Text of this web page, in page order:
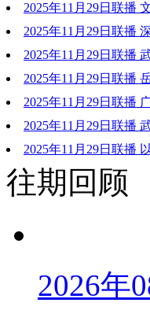
2025年11月29日联播
2025年11月29日联播
2025年11月29日联播
曲
2025年11月29日联播
2025年11月29日联播
2025年11月29日联播
2025年11月29日联播
往期回顾
2026年